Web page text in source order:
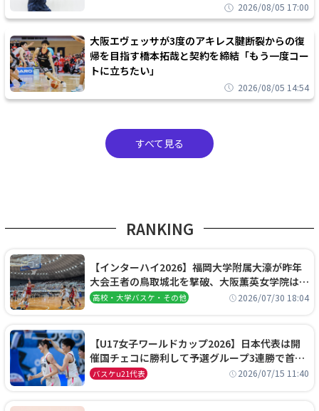
2026/08/05 17:00
大阪エヴェッサが3度のアキレス腱断裂からの復
帰を目指す橋本拓哉と契約を締結「もう一度コー
トに立ちたい」
2026/08/05 14:54
すべて見る
RANKING
【インターハイ2026】福岡大学附属大濠が昨年
大会王者の鳥取城北を撃破、大阪薫英女学院は岐
阜女子に完勝、大会3日目試合結果
高校・大学バスケ・その他 2026/07/30 18:04
【U17女子ワールドカップ2026】日本代表は開
催国チェコに勝利して予選グループ3連勝で首位
通過！準々決勝の相手はエジプトに決定
バスケu21代表 2026/07/15 11:40